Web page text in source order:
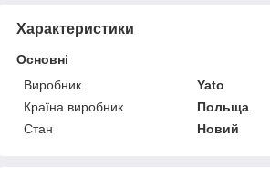
Характеристики
Основні
Виробник
Yato
Країна виробник
Польща
Стан
Новий